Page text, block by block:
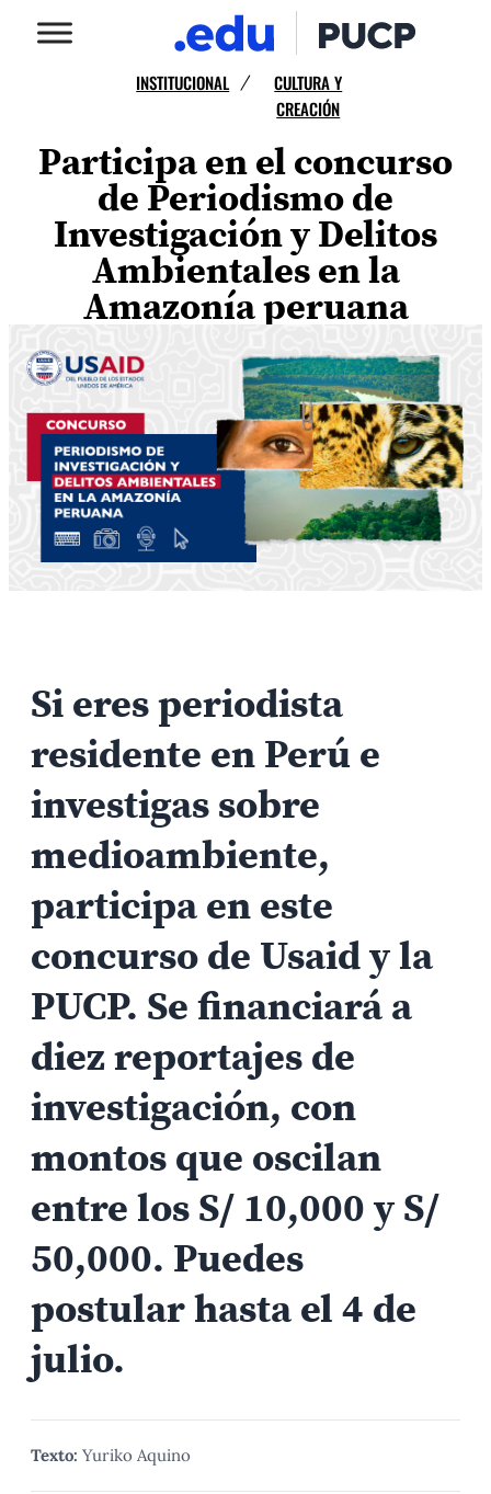
INSTITUCIONAL /
CULTURA Y
CREACIÓN
Participa en el concurso
de Periodismo de
Investigación y Delitos
Ambientales en la
Amazonía peruana
Si eres periodista
residente en Perú e
investigas sobre
medioambiente,
participa en este
concurso de Usaid y la
PUCP. Se financiará a
diez reportajes de
investigación, con
montos que oscilan
entre los S/ 10,000 y S/
50,000. Puedes
postular hasta el 4 de
julio.
Texto: Yuriko Aquino